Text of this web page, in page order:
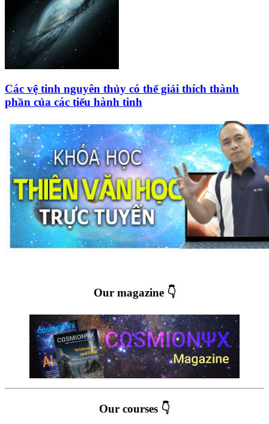
Các vệ tinh nguyên thủy có thể giải thích thành
phần của các tiểu hành tinh
Our magazine 👇
Our courses 👇